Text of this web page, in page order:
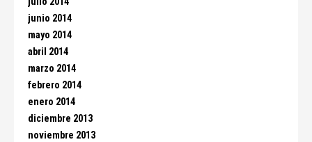
junio 2014
mayo 2014
abril 2014
marzo 2014
febrero 2014
enero 2014
diciembre 2013
noviembre 2013